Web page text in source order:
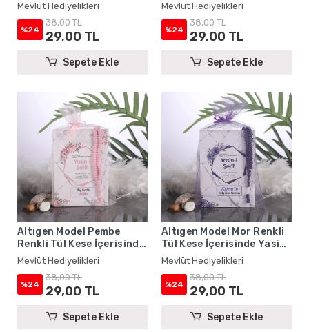
Hediyelikleri
Mevlüt Hediyelikleri
%24
38,00 TL
29,00 TL
Sepete Ekle
Mevlüt Hediyelikleri
Mevlüt Hediyelikleri
%24
38,00 TL
29,00 TL
Sepete Ekle
Altıgen Model Pembe
Renkli Tül Kese İçerisinde
Yasin Kitabı ve Tesbih -
Mevlüt Hediyelikleri
Mevlüt Hediyelikleri
%24
38,00 TL
29,00 TL
Sepete Ekle
Altıgen Model Mor Renkli
Tül Kese İçerisinde Yasin
Kitabı ve Tesbih - Mevlüt
Hediyelikleri
Mevlüt Hediyelikleri
%24
38,00 TL
29,00 TL
Sepete Ekle